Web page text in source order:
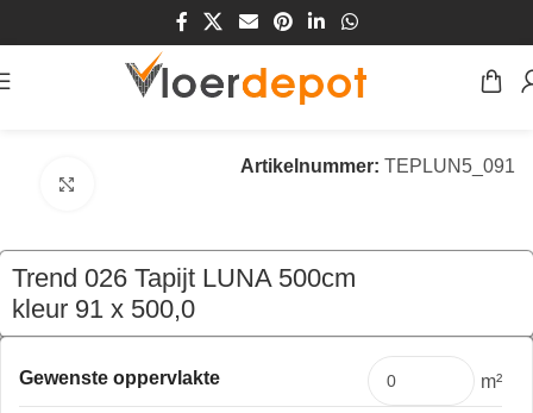
/Vloeren/Tapijt
Artikelnummer: TEPLUN5_091
Trend 026 Tapijt LUNA 500cm
kleur 91 x 500,0
€279,50 per mtr
Gewenste oppervlakte m²